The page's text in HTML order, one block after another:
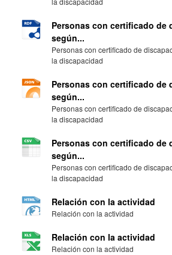
Personas con certificado de
según...
Personas con certificado de
la discapacidad
Personas con certificado de
según...
Personas con certificado de
la discapacidad
Personas con certificado de
según...
Personas con certificado de
la discapacidad
Relación con la actividad
Relación con la actividad
Relación con la actividad
Relación con la actividad